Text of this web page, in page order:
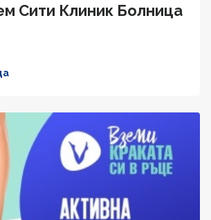
Сити Клиник Болница